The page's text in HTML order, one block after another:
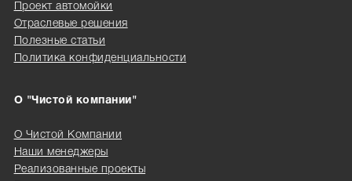
Проект автомойки
Отраслевые решения
Полезные статьи
Политика конфиденциальности
О "Чистой компании"
О Чистой Компании
Наши менеджеры
Реализованные проекты